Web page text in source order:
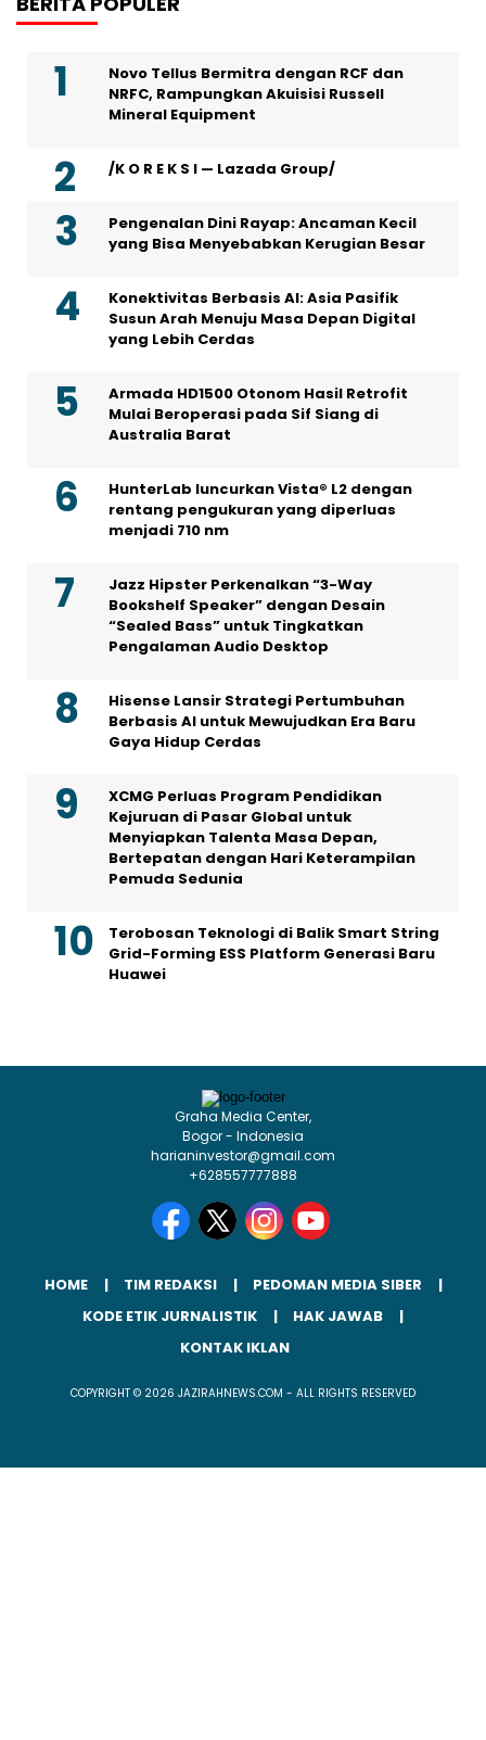
Novo Tellus Bermitra dengan RCF dan
NRFC, Rampungkan Akuisisi Russell
Mineral Equipment
/K O R E K S I — Lazada Group/
Pengenalan Dini Rayap: Ancaman Kecil
yang Bisa Menyebabkan Kerugian Besar
Konektivitas Berbasis AI: Asia Pasifik
Susun Arah Menuju Masa Depan Digital
yang Lebih Cerdas
Armada HD1500 Otonom Hasil Retrofit
Mulai Beroperasi pada Sif Siang di
Australia Barat
HunterLab luncurkan Vista® L2 dengan
rentang pengukuran yang diperluas
menjadi 710 nm
Jazz Hipster Perkenalkan “3-Way
Bookshelf Speaker” dengan Desain
“Sealed Bass” untuk Tingkatkan
Pengalaman Audio Desktop
Hisense Lansir Strategi Pertumbuhan
Berbasis AI untuk Mewujudkan Era Baru
Gaya Hidup Cerdas
XCMG Perluas Program Pendidikan
Kejuruan di Pasar Global untuk
Menyiapkan Talenta Masa Depan,
Bertepatan dengan Hari Keterampilan
Pemuda Sedunia
Terobosan Teknologi di Balik Smart String
Grid-Forming ESS Platform Generasi Baru
Huawei
Graha Media Center,
Bogor - Indonesia
harianinvestor@gmail.com
+628557777888
HOME TIM REDAKSI
PEDOMAN MEDIA SIBER
KODE ETIK JURNALISTIK
HAK JAWAB
KONTAK IKLAN
COPYRIGHT © 2026 JAZIRAHNEWS.COM - ALL RIGHTS RESERVED